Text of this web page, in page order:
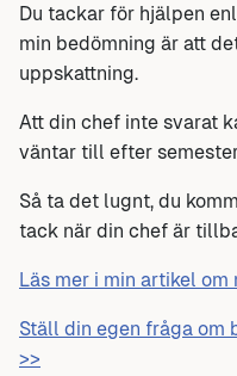
Du tackar för hjälpen
min bedömning är att
uppskattning.
Att din chef inte svarat
väntar till efter
Så ta det lugnt, du
tack när din chef är
Läs mer i min artikel om
Ställ din egen fråga om
>>